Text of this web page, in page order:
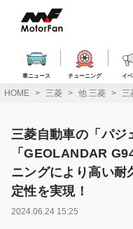
ス
車ニュース チューニング イ
HOME 三菱 他 三菱 三
三菱自動車の「パジ
「GEOLANDAR
ニングにより高い耐
定性を実現！
2024.06.24 15:25